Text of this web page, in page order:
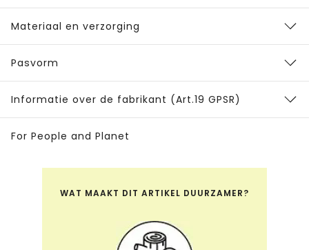
Materiaal en verzorging
Pasvorm
Informatie over de fabrikant (Art.19 GPSR)
For People and Planet
WAT MAAKT DIT ARTIKEL DUURZAMER?